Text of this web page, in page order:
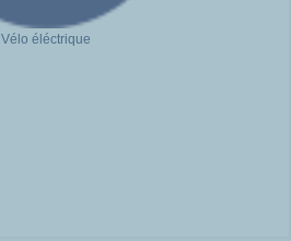
Vélo éléctrique